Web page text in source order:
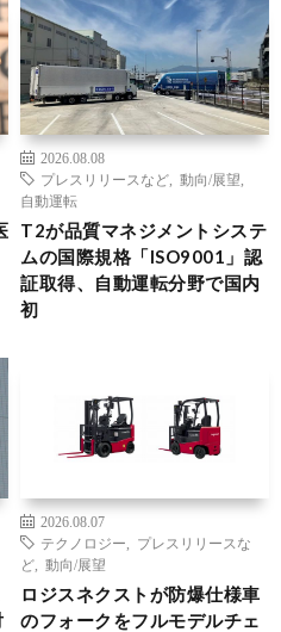
2026.08.08
プレスリリースなど
動向/展望
自動運転
T2が品質マネジメントシステ
ムの国際規格「ISO9001」認
証取得、自動運転分野で国内
初
2026.08.07
テクノロジー
プレスリリースな
ど
動向/展望
ロジスネクストが防爆仕様車
のフォークをフルモデルチェ